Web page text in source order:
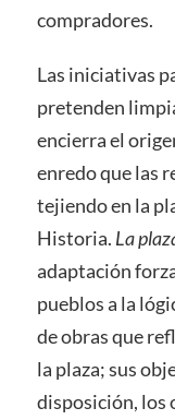
compradores.
Las iniciativas
pretenden
encierra el
enredo que las
tejiendo en la
Historia. La
adaptación
pueblos a la
de obras que
la plaza; sus
disposición, los